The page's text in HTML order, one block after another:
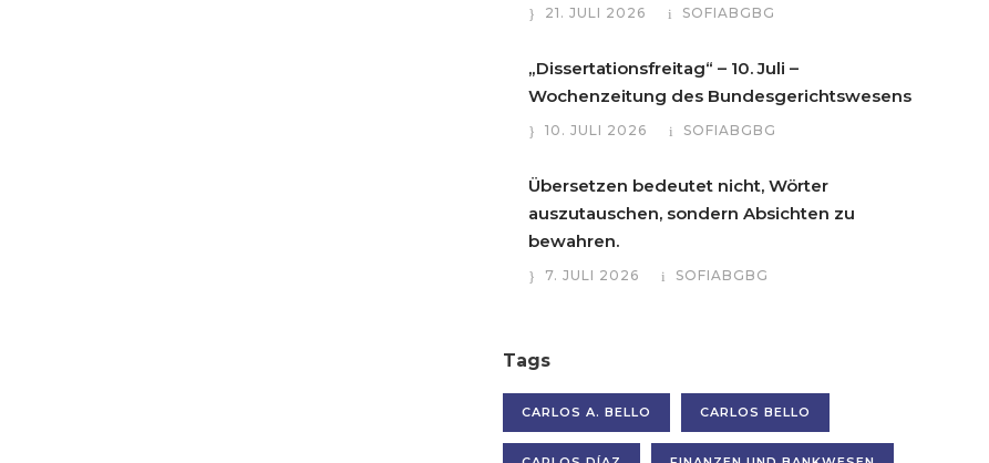
21. JULI 2026 SOFIABGBG
„Dissertationsfreitag“ – 10. Juli –
Wochenzeitung des Bundesgerichtswesens
10. JULI 2026 SOFIABGBG
Übersetzen bedeutet nicht, Wörter
auszutauschen, sondern Absichten zu
bewahren.
7. JULI 2026 SOFIABGBG
Tags
CARLOS A. BELLO CARLOS BELLO